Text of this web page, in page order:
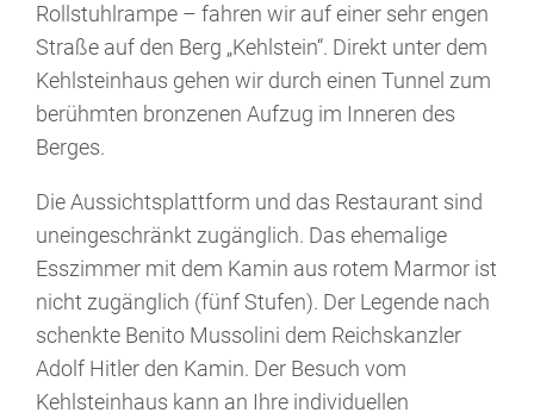
Rollstuhlrampe – fahren wir auf einer sehr engen
Straße auf den Berg „Kehlstein“. Direkt unter dem
Kehlsteinhaus gehen wir durch einen Tunnel zum
berühmten bronzenen Aufzug im Inneren des
Berges.
Die Aussichtsplattform und das Restaurant sind
uneingeschränkt zugänglich. Das ehemalige
Esszimmer mit dem Kamin aus rotem Marmor ist
nicht zugänglich (fünf Stufen). Der Legende nach
schenkte Benito Mussolini dem Reichskanzler
Adolf Hitler den Kamin. Der Besuch vom
Kehlsteinhaus kann an Ihre individuellen